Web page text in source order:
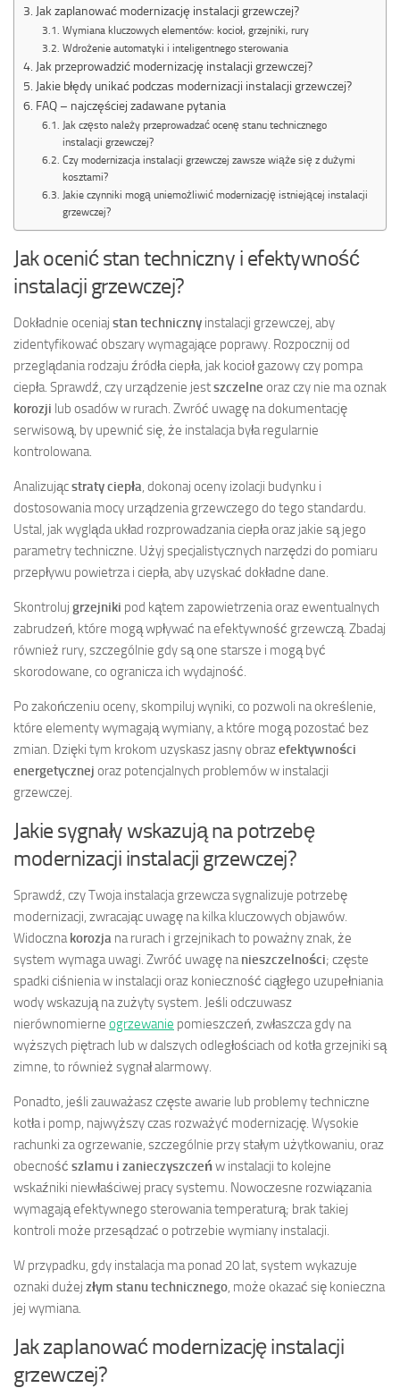
Jak zaplanować modernizację instalacji grzewczej?
Wymiana kluczowych elementów: kocioł, grzejniki, rury
Wdrożenie automatyki i inteligentnego sterowania
Jak przeprowadzić modernizację instalacji grzewczej?
Jakie błędy unikać podczas modernizacji instalacji grzewczej?
FAQ – najczęściej zadawane pytania
Jak często należy przeprowadzać ocenę stanu technicznego
instalacji grzewczej?
Czy modernizacja instalacji grzewczej zawsze wiąże się z dużymi
kosztami?
Jakie czynniki mogą uniemożliwić modernizację istniejącej instalacji
grzewczej?
Jak ocenić stan techniczny i efektywność
instalacji grzewczej?
Dokładnie oceniaj stan techniczny instalacji grzewczej, aby
zidentyfikować obszary wymagające poprawy. Rozpocznij od
przeglądania rodzaju źródła ciepła, jak kocioł gazowy czy pompa
ciepła. Sprawdź, czy urządzenie jestszczelne oraz czy nie ma oznak
korozji lub osadów w rurach. Zwróć uwagę na dokumentację
serwisową, by upewnić się, że instalacja była regularnie
kontrolowana.
Analizującstraty ciepła , dokonaj oceny izolacji budynku i
dostosowania mocy urządzenia grzewczego do tego standardu.
Ustal, jak wygląda układ rozprowadzania ciepła oraz jakie są jego
parametry techniczne. Użyj specjalistycznych narzędzi do pomiaru
przepływu powietrza i ciepła, aby uzyskać dokładne dane.
Skontroluj grzejniki pod kątem zapowietrzenia oraz ewentualnych
zabrudzeń, które mogą wpływać na efektywność grzewczą. Zbadaj
również rury, szczególnie gdy są one starsze i mogą być
skorodowane, co ogranicza ich wydajność.
Po zakończeniu oceny, skompiluj wyniki, co pozwoli na określenie,
które elementy wymagają wymiany, a które mogą pozostać bez
zmian. Dzięki tym krokom uzyskasz jasny obrazefektywności
energetycznej oraz potencjalnych problemów w instalacji
grzewczej.
Jakie sygnały wskazują na potrzebę
modernizacji instalacji grzewczej?
Sprawdź, czy Twoja instalacja grzewcza sygnalizuje potrzebę
modernizacji, zwracając uwagę na kilka kluczowych objawów.
Widoczna korozja na rurach i grzejnikach to poważny znak, że
system wymaga uwagi. Zwróć uwagę na nieszczelności; częste
spadki ciśnienia w instalacji oraz konieczność ciągłego uzupełniania
wody wskazują na zużyty system. Jeśli odczuwasz
nierównomierne ogrzewanie pomieszczeń, zwłaszcza gdy na
wyższych piętrach lub w dalszych odległościach od kotła grzejniki są
zimne, to również sygnał alarmowy.
Ponadto, jeśli zauważasz częste awarie lub problemy techniczne
kotła i pomp, najwyższy czas rozważyć modernizację. Wysokie
rachunki za ogrzewanie, szczególnie przy stałym użytkowaniu, oraz
obecność szlamu i zanieczyszczeńw instalacji to kolejne
wskaźniki niewłaściwej pracy systemu. Nowoczesne rozwiązania
wymagają efektywnego sterowania temperaturą; brak takiej
kontroli może przesądzać o potrzebie wymiany instalacji.
W przypadku, gdy instalacja ma ponad 20 lat, system wykazuje
oznaki dużej złym stanu technicznego , może okazać się konieczna
jej wymiana.
Jak zaplanować modernizację instalacji
grzewczej?